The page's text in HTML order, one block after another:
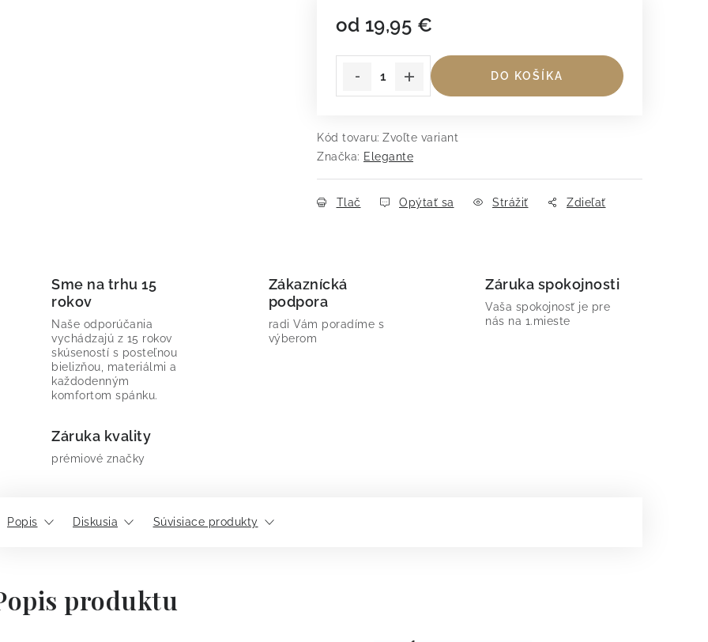
od 19,95 €
DO KOŠÍKA
Kód tovaru: Zvoľte variant
Značka: Elegante
Tlač Opýtať sa Strážiť Zdieľať
Sme na trhu 15
rokov
Naše odporúčania
vychádzajú z 15 rokov
skúseností s posteľnou
bielizňou, materiálmi a
každodenným
komfortom spánku.
Zákaznícká
podpora
radi Vám poradíme s
výberom
Záruka spokojnosti
Vaša spokojnosť je pre
nás na 1.mieste
Záruka kvality
prémiové značky
Popis Diskusia Súvisiace produkty
produktu